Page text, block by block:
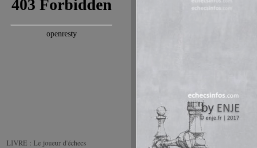
LIVRE : Le joueur d'échecs